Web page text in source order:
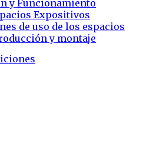
y Funcionamiento
Expositivos
de uso de los espacios
y montaje